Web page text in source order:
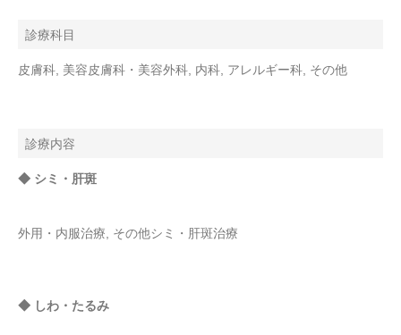
診療科目
皮膚科, 美容皮膚科・美容外科, 内科, アレルギー科, その他
診療内容
◆ シミ・肝斑
外用・内服治療, その他シミ・肝斑治療
◆ しわ・たるみ